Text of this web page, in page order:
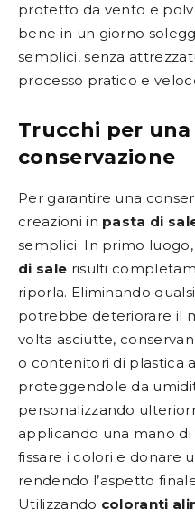
protetto da vento e
bene in un giorno
semplici, senza
processo pratico e
Trucchi per
conservazione
Per garantire una
creazioni in pasta di
semplici. In primo
di sale risulti
riporla. Eliminando
potrebbe deteriorare il
volta asciutte,
o contenitori di plastica
proteggendole da
personalizzando
applicando una mano di
fissare i colori e donare
rendendo l’aspetto
Utilizzando coloranti